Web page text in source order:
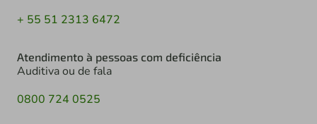
+ 55 51 2313 6472
Atendimento à pessoas com deficiência
Auditiva ou de fala
0800 724 0525